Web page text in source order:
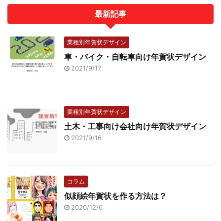
最新記事
業種別年賀状デザイン
車・バイク・自転車向け年賀状デザイン
2021/9/17
業種別年賀状デザイン
土木・工事向け会社向け年賀状デザイン
2021/9/16
コラム
似顔絵年賀状を作る方法は？
2020/12/6